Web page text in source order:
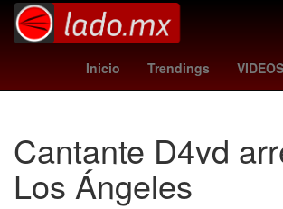
Inicio Trendings VIDEOS
andré jardine tabla
Cantante D4vd
Los Ángeles